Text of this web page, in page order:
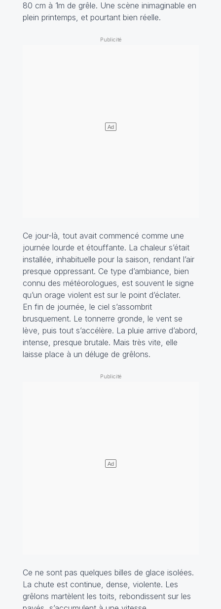
80 cm à 1m de grêle. Une scène inimaginable en
plein printemps, et pourtant bien réelle.
Ce jour-là, tout avait commencé comme une
journée lourde et étouffante. La chaleur s’était
installée, inhabituelle pour la saison, rendant l’air
presque oppressant. Ce type d’ambiance, bien
connu des météorologues, est souvent le signe
qu’un orage violent est sur le point d’éclater.
En fin de journée, le ciel s’assombrit
brusquement. Le tonnerre gronde, le vent se
lève, puis tout s’accélère. La pluie arrive d’abord,
intense, presque brutale. Mais très vite, elle
laisse place à un déluge de grêlons.
Ce ne sont pas quelques billes de glace isolées.
La chute est continue, dense, violente. Les
grêlons martèlent les toits, rebondissent sur les